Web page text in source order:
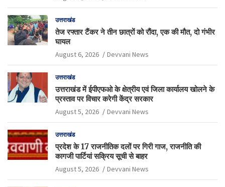
उत्तराखंड
तेज रफ्तार टैंकर ने तीन छात्रों को रौंदा, एक की मौत, दो गंभीर
घायल
August 6, 2026 Devvani News
उत्तराखंड
उत्तराखंड में ईपीएफओ के क्षेत्रीय एवं जिला कार्यालय खोलने के
प्रस्ताव पर विचार करेगी केंद्र सरकार
August 5, 2026 Devvani News
उत्तराखंड
प्रदेश के 17 राजनीतिक दलों पर गिरी गाज, राजनीति की
कागजी पार्टियां सक्रिय सूची से बाहर
August 5, 2026 Devvani News